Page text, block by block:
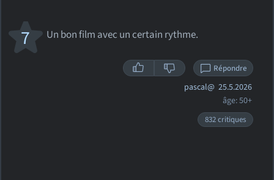
Un bon film avec un certain rythme.
7
Répondre
pascal@ 25.5.2026
âge: 50+
832 critiques